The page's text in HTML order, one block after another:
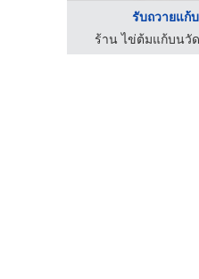
รับถวายแก้
ร้าน ไข่ต้มแก้บนวั